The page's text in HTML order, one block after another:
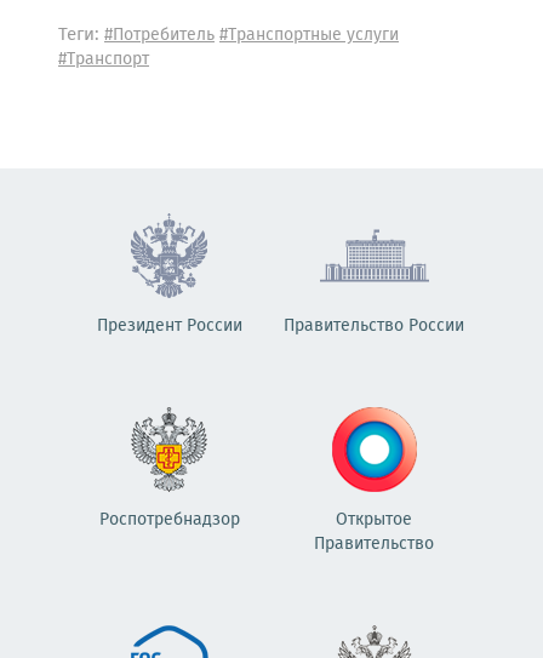
Теги: #Потребитель#Транспортные услуги
#Транспорт
Президент России Правительство России
Роспотребнадзор
Открытое
Правительство